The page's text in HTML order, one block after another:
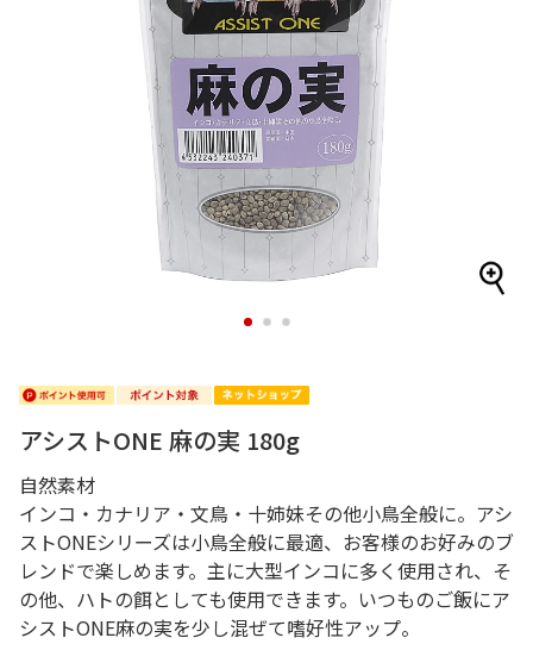
1 2 3
アシストONE 麻の実 180g
自然素材
インコ・カナリア・文鳥・十姉妹その他小鳥全般に。アシ
ストONEシリーズは小鳥全般に最適、お客様のお好みのブ
レンドで楽しめます。主に大型インコに多く使用され、そ
の他、ハトの餌としても使用できます。いつものご飯にア
シストONE麻の実を少し混ぜて嗜好性アップ。